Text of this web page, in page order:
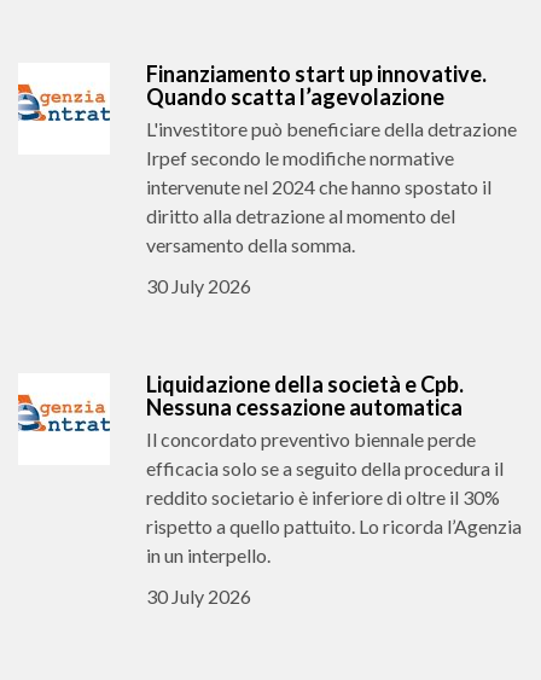
Finanziamento start up innovative.
Quando scatta l’agevolazione
L'investitore può beneficiare della detrazione
Irpef secondo le modifiche normative
intervenute nel 2024 che hanno spostato il
diritto alla detrazione al momento del
versamento della somma.
30 July 2026
Liquidazione della società e Cpb.
Nessuna cessazione automatica
Il concordato preventivo biennale perde
efficacia solo se a seguito della procedura il
reddito societario è inferiore di oltre il 30%
rispetto a quello pattuito. Lo ricorda l’Agenzia
in un interpello.
30 July 2026